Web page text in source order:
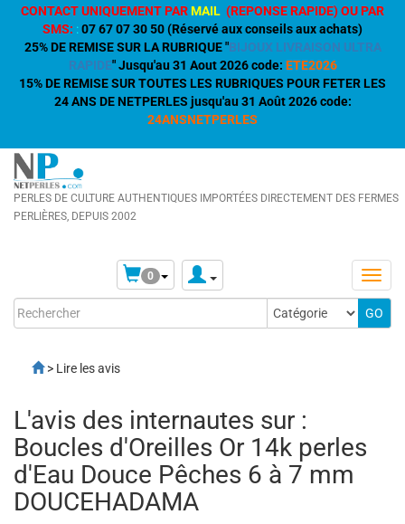
CONTACT UNIQUEMENT PARMAIL (REPONSE RAPIDE) OU PAR
SMS: :07 67 07 30 50 (Réservé aux conseils aux achats)
25% DE REMISE SUR LA RUBRIQUE "BIJOUX LIVRAISON ULTRA
RAPIDE" Jusqu'au 31 Aout 2026 code: ETE2026
15% DE REMISE SUR TOUTES LES RUBRIQUES POUR FETER LES
24 ANS DE NETPERLES jusqu'au 31 Août 2026 code:
24ANSNETPERLES
PERLES DE CULTURE AUTHENTIQUES IMPORTÉES DIRECTEMENT DES FERMES
PERLIÈRES, DEPUIS 2002
0
> Lire les avis
L'avis des internautes sur :
Boucles d'Oreilles Or 14k perles
d'Eau Douce Pêches 6 à 7 mm
DOUCEHADAMA